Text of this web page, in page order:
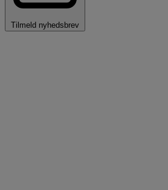
Tilmeld nyhedsbrev